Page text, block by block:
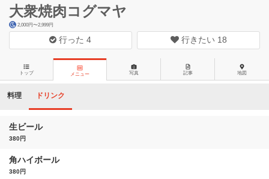
大衆焼肉コグマヤ
2,000円〜2,999円
行った4 行きたい 18
トップ メニュー 写真 記事 地図
料理 ドリンク
生ビール
380円
角ハイボール
380円